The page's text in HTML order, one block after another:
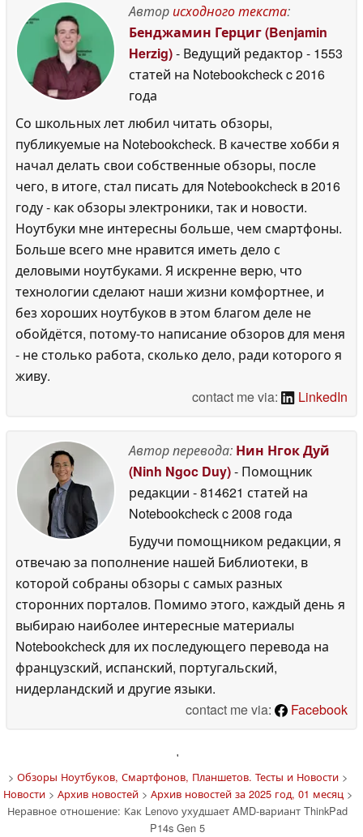
Авторисходного текста:
Бенджамин Герциг (Benjamin
Herzig)- Ведущий редактор - 1553
статей на Notebookcheckc 2016
года
Со школьных лет любил читать обзоры,
публикуемые на Notebookcheck. В качестве хобби я
начал делать свои собственные обзоры, после
чего, в итоге, стал писать для Notebookcheck в 2016
году - как обзоры электроники, так и новости.
Ноутбуки мне интересны больше, чем смартфоны.
Больше всего мне нравится иметь дело с
деловыми ноутбуками. Я искренне верю, что
технологии сделают наши жизни комфортнее, и
без хороших ноутбуков в этом благом деле не
обойдётся, потому-то написание обзоров для меня
- не столько работа, сколько дело, ради которого я
живу.
contact me via:
LinkedIn
Автор перевода: Нин Нгок Дуй
(Ninh Ngoc Duy)- Помощник
редакции - 814621 статей на
Notebookcheckc 2008 года
Будучи помощником редакции, я
отвечаю за пополнение нашей Библиотеки, в
которой собраны обзоры с самых разных
сторонних порталов. Помимо этого, каждый день я
выбираю наиболее интересные материалы
Notebookcheck для их последующего перевода на
французский, испанский, португальский,
нидерландский и другие языки.
contact me via:
Facebook
'
> Обзоры Ноутбуков, Смартфонов, Планшетов. Тесты и Новости>
Новости> Архив новостей> Архив новостей за 2025 год, 01 месяц >
Неравное отношение: Как Lenovo ухудшает AMD-вариант ThinkPad
P14s Gen 5